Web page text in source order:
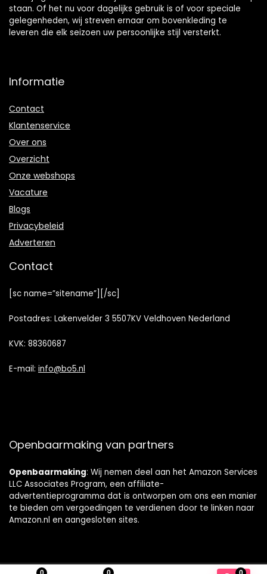
staan. Of het nu voor dagelijks gebruik is of voor speciale
gelegenheden, wij streven ernaar om bovenkleding te
leveren die elk seizoen uw persoonlijke stijl versterkt.
Informatie
Contact
Klantenservice
Over ons
Overzicht
Onze webshops
Vacature
Blogs
Privacybeleid
Adverteren
Contact
[sc name=”sitename”][/sc]
Postadres: Lakenvelder 3 5507KV Veldhoven Nederland
KVK: 88360687
E-mail: info@bo5.nl
Openbaarmaking van partners
Openbaarmaking: Wij nemen deel aan het Amazon Services
LLC Associates Program, een affiliate-
advertentieprogramma dat is ontworpen om ons een manier
te bieden om vergoedingen te verdienen door te linken naar
Amazon.nl en aangesloten sites.